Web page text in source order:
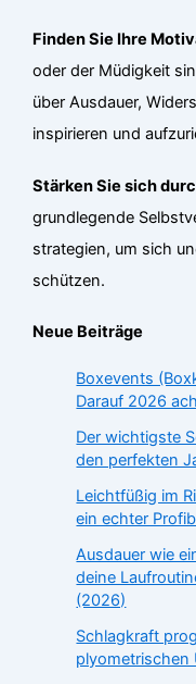
Finden Sie Ihre
oder der Müdigkeit
über Ausdauer,
inspirieren und
Stärken Sie sich
grundlegende
strategien, um sich
schützen.
Neue Beiträge
Boxevents
Darauf 2026
Der wichtigste
den perfekten
Leichtfüßig im
ein echter
Ausdauer wie
deine
(2026)
Schlagkraft
plyometrischen